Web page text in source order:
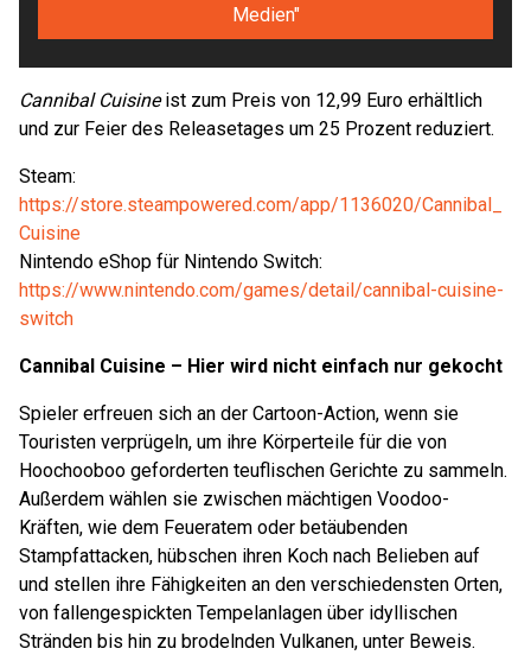
Medien"
Cannibal Cuisineist zum Preis von 12,99 Euro erhältlich
und zur Feier des Releasetages um 25 Prozent reduziert.
Steam:
https://store.steampowered.com/app/1136020/Cannibal_
Cuisine
Nintendo eShop für Nintendo Switch:
https://www.nintendo.com/games/detail/cannibal-cuisine-
switch
Cannibal Cuisine – Hier wird nicht einfach nur gekocht
Spieler erfreuen sich an der Cartoon-Action, wenn sie
Touristen verprügeln, um ihre Körperteile für die von
Hoochooboo geforderten teuflischen Gerichte zu sammeln.
Außerdem wählen sie zwischen mächtigen Voodoo-
Kräften, wie dem Feueratem oder betäubenden
Stampfattacken, hübschen ihren Koch nach Belieben auf
und stellen ihre Fähigkeiten an den verschiedensten Orten,
von fallengespickten Tempelanlagen über idyllischen
Stränden bis hin zu brodelnden Vulkanen, unter Beweis.